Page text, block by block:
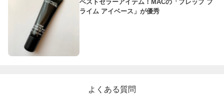
ベストセラーアイテム！MACの「プレップ プ
ライム アイベース」が優秀
よくある質問